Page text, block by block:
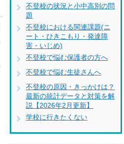
不登校の状況と小中高別の問
題
不登校における関連課題(ニ
ート・ひきこもり・発達障
害・いじめ)
不登校で悩む保護者の方へ
不登校で悩む生徒さんへ
不登校の原因・きっかけは？
最新の統計データと対策を解
説【2026年2月更新】
学校に行きたくない